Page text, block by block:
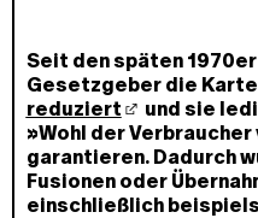
Seit den späten 1970er
Gesetzgeber die
reduziert
und sie
»Wohl der Verbraucher
garantieren. Dadurch
Fusionen oder
einschließlich